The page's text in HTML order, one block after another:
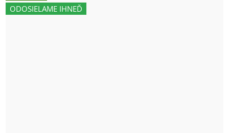
ODOSIELAME IHNEĎ